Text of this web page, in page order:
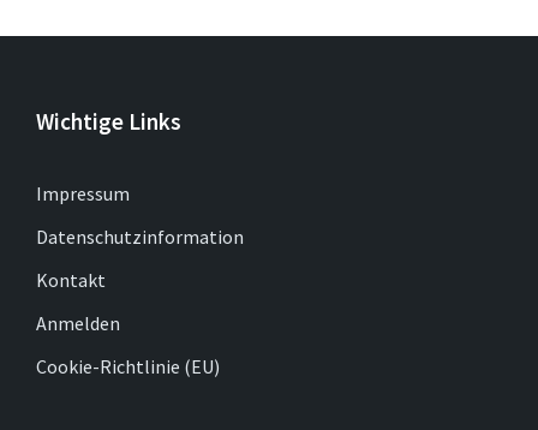
Wichtige Links
Impressum
Datenschutzinformation
Kontakt
Anmelden
Cookie-Richtlinie (EU)